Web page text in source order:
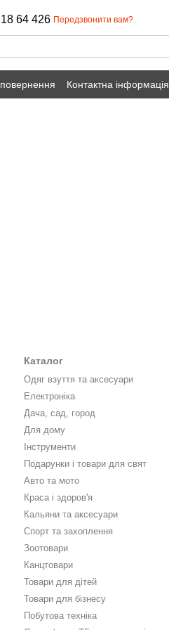
64 426 Передзвонити вам?
Контактна інформація
Каталог
Одяг взуття та аксесуари
Електронiка
Дача, сад, город
Для дому
Інструменти
Подарунки і товари для свят
Авто та мото
Краса і здоров'я
Кальяни та аксесуари
Спорт та захоплення
Зоотовари
Канцтовари
Товари для дітей
Товари для бізнесу
Побутова техніка